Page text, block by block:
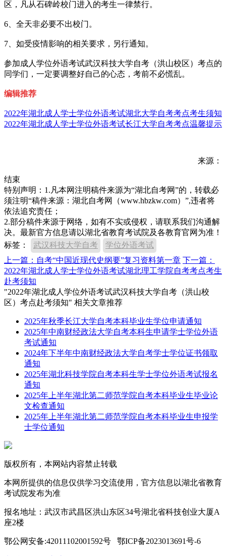
区，凡从石碑岭校门进入的考生一律禁行。
6、全天非必要不出校门。
7、如受疫情影响的相关要求，另行通知。
参加成人学位外语考试武汉科技大学自考（洪山校区）考点的
同学们，一定要调整好自己的心态，考前不必慌乱。
编辑推荐
2022年湖北成人学士学位外语考试湖北大学自考考点考生须知
2022年湖北成人学士学位外语考试长江大学自考考点温馨提示
来源：
结束
特别声明：1.凡本网注明稿件来源为“湖北自考网”的，转载必
须注明“稿件来源：湖北自考网（www.hbzkw.com）”,违者将
依法追究责任；
2.部分稿件来源于网络，如有不实或侵权，请联系我们沟通解
决。最新官方信息请以湖北省教育考试院及各教育官网为准！
标签：
武汉科技大学自考
学位外语考试
上一篇：自考“中国近现代史纲要”复习资料第一章 下一篇：
2022年湖北成人学士学位外语考试湖北理工学院自考考点考生
赴考须知
"2022年湖北成人学位外语考试武汉科技大学自考（洪山校
区）考点赴考须知" 相关文章推荐
2025年秋季长江大学自考本科毕业生学位申请通知
2025年中南财经政法大学自考本科生申请学士学位外语
考试通知
2024年下半年中南财经政法大学自考学士学位证书领取
通知
2025年湖北科技学院自考本科生学士学位外语考试报名
通知
2025年上半年湖北第二师范学院自考本科毕业生毕业论
文检查通知
2025年上半年湖北第二师范学院自考本科毕业生申报学
士学位通知
版权所有，本网站内容禁止转载
本网所提供的信息仅供学习交流使用，官方信息以湖北省教育
考试院发布为准
报名地址：武汉市武昌区洪山东区34号湖北省科技创业大厦A
座2楼
鄂公网安备:42011102001592号 鄂ICP备2023013691号-6